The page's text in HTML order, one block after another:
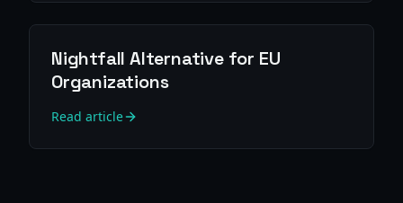
Nightfall Alternative for EU
Organizations
Read article